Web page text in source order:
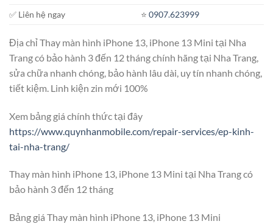
✅ Liên hệ ngay
⭐️0907.623999
Địa chỉ Thay màn hình iPhone 13, iPhone 13 Mini tại Nha
Trang có bảo hành 3 đến 12 tháng chính hãng tại Nha Trang,
sửa chữa nhanh chóng, bảo hành lâu dài, uy tín nhanh chóng,
tiết kiệm. Linh kiện zin mới 100%
Xem bảng giá chính thức tại đây
https://www.quynhanmobile.com/repair-services/ep-kinh-
tai-nha-trang/
Thay màn hình iPhone 13, iPhone 13 Mini tại Nha Trang có
bảo hành 3 đến 12 tháng
Bảng giá Thay màn hình iPhone 13, iPhone 13 Mini